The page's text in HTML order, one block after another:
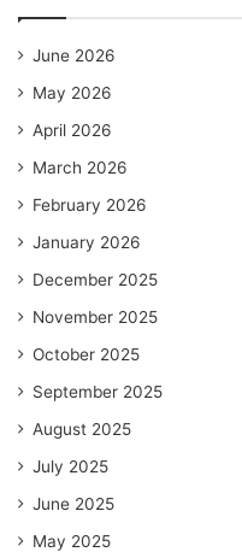
June 2026
May 2026
April 2026
March 2026
February 2026
January 2026
December 2025
November 2025
October 2025
September 2025
August 2025
July 2025
June 2025
May 2025